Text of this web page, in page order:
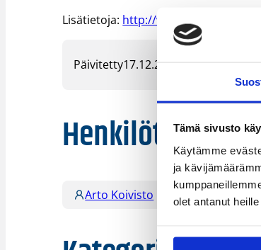
Tämä sivusto
Käytämme
ja
olet antanut
Lisätietoja: http://www.minedu.fi/
Päivitetty17.12.2007
Henkilöt
Arto Koivisto Juha ”Magic”